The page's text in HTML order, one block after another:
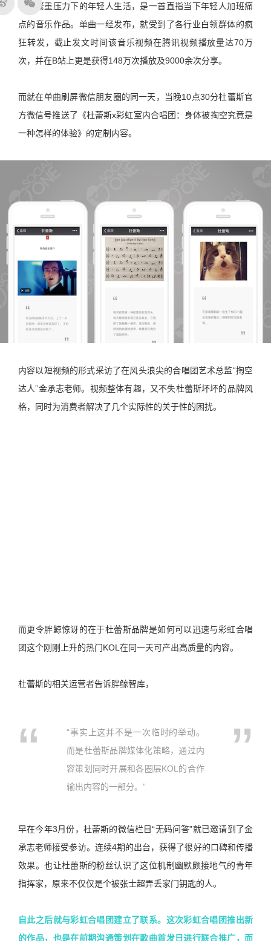
调侃繁重压力下的年轻人生活，是一首直指当下年轻人加班痛
点的音乐作品。单曲一经发布，就受到了各行业白领群体的疯
狂转发，截止发文时间该音乐视频在腾讯视频播放量达70万
次，并在B站上更是获得148万次播放及9000余次分享。
而就在单曲刷屏微信朋友圈的同一天，当晚10点30分杜蕾斯官
方微信号推送了《杜蕾斯x彩虹室内合唱团：身体被掏空究竟是
一种怎样的体验》的定制内容。
内容以短视频的形式采访了在风头浪尖的合唱团艺术总监“掏空
达人”金承志老师。视频整体有趣，又不失杜蕾斯坏坏的品牌风
格，同时为消费者解决了几个实际性的关于性的困扰。
而更令胖鲸惊讶的在于杜蕾斯品牌是如何可以迅速与彩虹合唱
团这个刚刚上升的热门KOL在同一天可产出高质量的内容。
杜蕾斯的相关运营者告诉胖鲸智库，
“事实上这并不是一次临时的举动。
而是杜蕾斯品牌媒体化策略，通过内
容策划同时开展和各圈层KOL的合作
输出内容的一部分。”
早在今年3月份，杜蕾斯的微信栏目“无码问答”就已邀请到了金
承志老师接受参访。连续4期的出台，获得了很好的口碑和传播
效果。也让杜蕾斯的粉丝认识了这位机制幽默颇接地气的青年
指挥家，原来不仅仅是个被张士超弄丢家门钥匙的人。
自此之后就与彩虹合唱团建立了联系。这次彩虹合唱团推出新
的作品，也是在前期沟通策划在歌曲首发日进行联合推广，而